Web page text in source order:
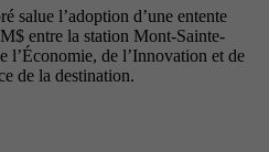
salue l’adoption d’une entente
entre la station Mont-Sainte-
l’Économie, de l’Innovation et de
de la destination.